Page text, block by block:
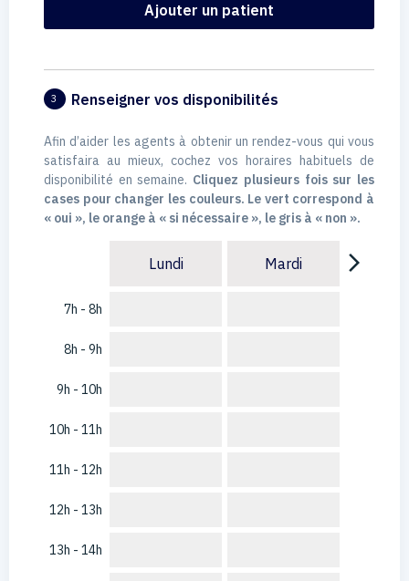
Ajouter un patient
3 Renseigner vos disponibilités
Afin d’aider les agents à obtenir un rendez-vous qui vous
satisfaira au mieux, cochez vos horaires habituels de
disponibilité en semaine. Cliquez plusieurs fois sur les
cases pour changer les couleurs. Le vert correspond à
« oui », le orange à « si nécessaire », le gris à « non ».
7h - 8h
8h - 9h
9h - 10h
10h - 11h
11h - 12h
12h - 13h
13h - 14h
Lundi Mardi arrow_forward_ios